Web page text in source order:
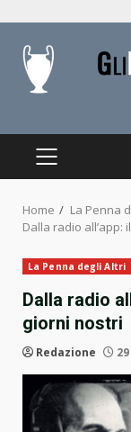
content
PRIMARY
Home
La Penna
Dalla radio all’app:
La Penna degli Altri
Dalla radio
giorni nostri
Redazione